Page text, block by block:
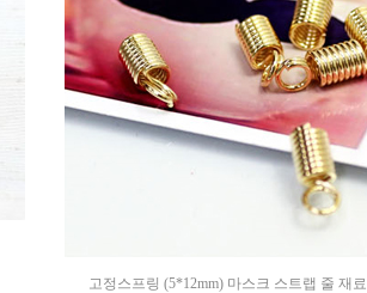
고정스프링 (5*12mm) 마스크 스트랩 줄 재료